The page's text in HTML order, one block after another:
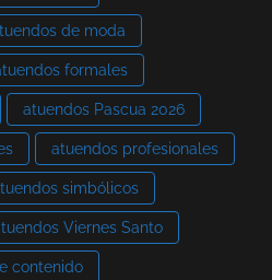
de moda
formales
atuendos Pascua 2026
atuendos profesionales
simbólicos
Viernes Santo
contenido